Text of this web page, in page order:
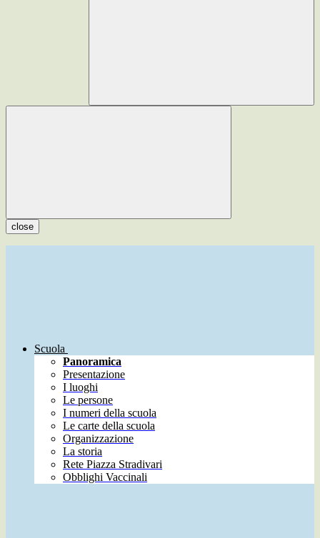
close
Scuola
Panoramica
Presentazione
I luoghi
Le persone
I numeri della scuola
Le carte della scuola
Organizzazione
La storia
Rete Piazza Stradivari
Obblighi Vaccinali